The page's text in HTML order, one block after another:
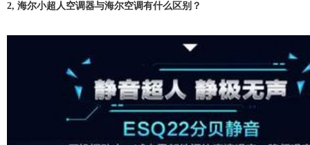
2, 海尔小超人空调器与海尔空调有什么区别？